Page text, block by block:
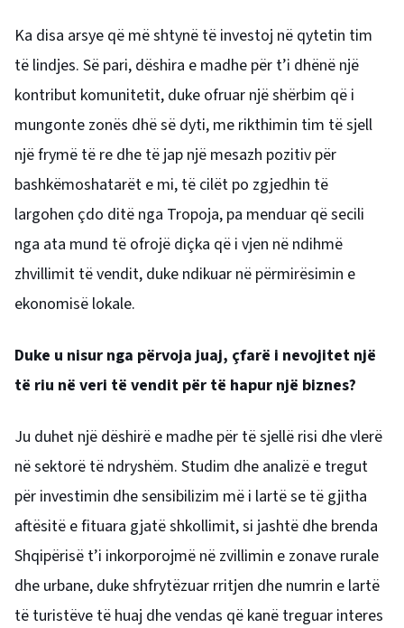
Ka disa arsye që më shtynë të investoj në qytetin tim
të lindjes. Së pari, dëshira e madhe për t’i dhënë një
kontribut komunitetit, duke ofruar një shërbim që i
mungonte zonës dhë së dyti, me rikthimin tim të sjell
një frymë të re dhe të jap një mesazh pozitiv për
bashkëmoshatarët e mi, të cilët po zgjedhin të
largohen çdo ditë nga Tropoja, pa menduar që secili
nga ata mund të ofrojë diçka që i vjen në ndihmë
zhvillimit të vendit, duke ndikuar në përmirësimin e
ekonomisë lokale.
Duke u nisur nga përvoja juaj, çfarë i nevojitet një
të riu në veri të vendit për të hapur një biznes?
Ju duhet një dëshirë e madhe për të sjellë risi dhe vlerë
në sektorë të ndryshëm. Studim dhe analizë e tregut
për investimin dhe sensibilizim më i lartë se të gjitha
aftësitë e fituara gjatë shkollimit, si jashtë dhe brenda
Shqipërisë t’i inkorporojmë në zvillimin e zonave rurale
dhe urbane, duke shfrytëzuar rritjen dhe numrin e lartë
të turistëve të huaj dhe vendas që kanë treguar interes